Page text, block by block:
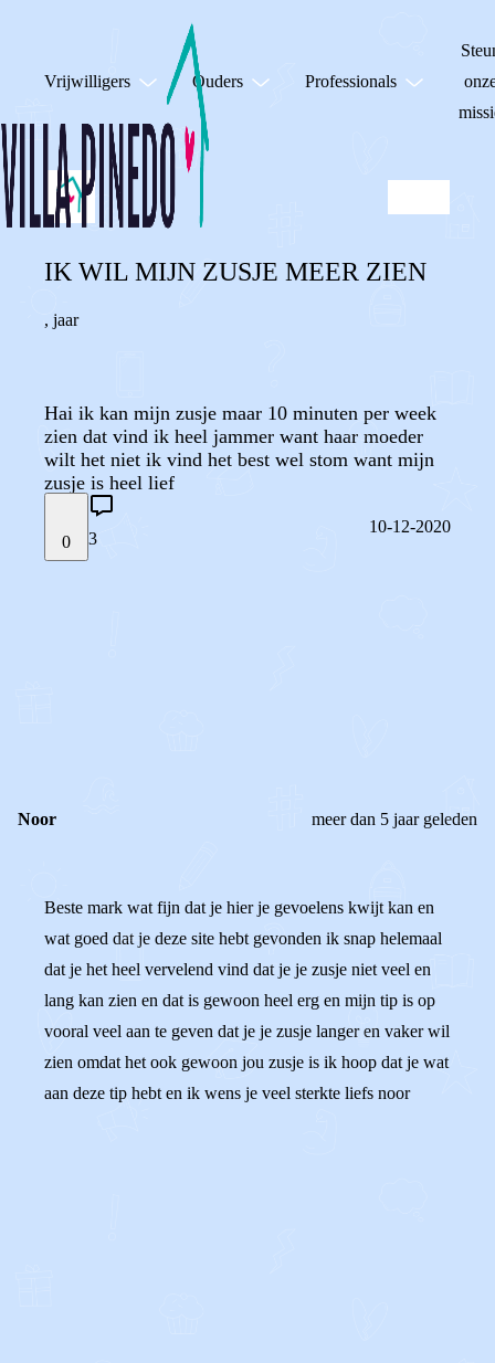
Vrijwilligers Ouders Professionals
IK WIL MIJN ZUSJE MEER ZIEN
, jaar
Hai ik kan mijn zusje maar 10 minuten per week
zien dat vind ik heel jammer want haar moeder
wilt het niet ik vind het best wel stom want mijn
zusje is heel lief
0 3
10-12-2020
Noor meer dan 5 jaar geleden
Beste mark wat fijn dat je hier je gevoelens kwijt kan en
wat goed dat je deze site hebt gevonden ik snap helemaal
dat je het heel vervelend vind dat je je zusje niet veel en
lang kan zien en dat is gewoon heel erg en mijn tip is op
vooral veel aan te geven dat je je zusje langer en vaker wil
zien omdat het ook gewoon jou zusje is ik hoop dat je wat
aan deze tip hebt en ik wens je veel sterkte liefs noor